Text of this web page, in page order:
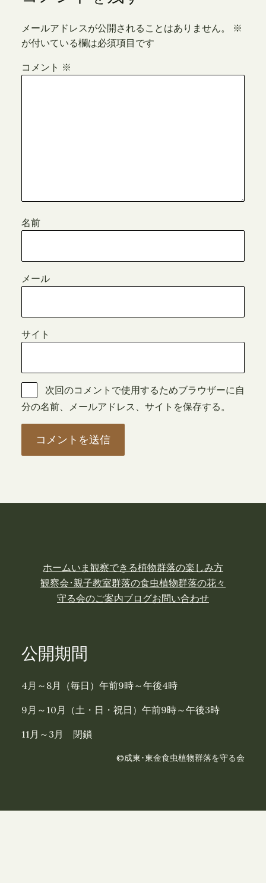
メールアドレスが公開されることはありません。
※
が付いている欄は必須項目です
コメント ※
名前
メール
サイト
次回のコメントで使用するためブラウザーに自
分の名前、メールアドレス、サイトを保存する。
ホームいま観察できる植物群落の楽しみ方
観察会･親子教室群落の食虫植物群落の花々
守る会のご案内ブログお問い合わせ
公開期間
4月～8月（毎日）午前9時～午後4時
9月～10月（土・日・祝日）午前9時～午後3時
11月～3月 閉鎖
©成東･東金食虫植物群落を守る会